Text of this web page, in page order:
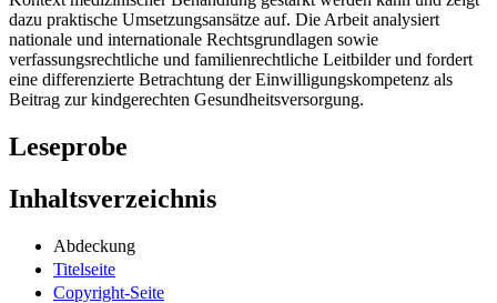
dazu praktische Umsetzungsansätze auf. Die Arbeit analysiert
nationale und internationale Rechtsgrundlagen sowie
verfassungsrechtliche und familienrechtliche Leitbilder und fordert
eine differenzierte Betrachtung der Einwilligungskompetenz als
Beitrag zur kindgerechten Gesundheitsversorgung.
Leseprobe
Inhaltsverzeichnis
Abdeckung
Titelseite
Copyright-Seite